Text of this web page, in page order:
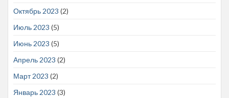
Октябрь 2023 (2)
Июль 2023 (5)
Июнь 2023 (5)
Апрель 2023 (2)
Март 2023 (2)
Январь 2023 (3)